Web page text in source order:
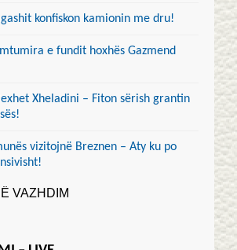
konfiskon kamionin me dru!
e fundit hoxhës Gazmend
Xheladini – Fiton sërish grantin
vizitojnë Breznen – Aty ku po
VAZHDIM